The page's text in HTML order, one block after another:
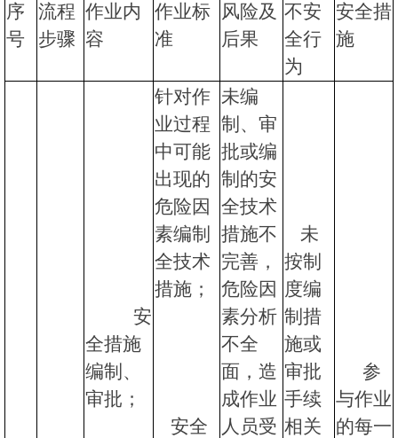
序
号
流程
步骤
作业内
容
作业标
准
风险及
后果
不安
全行
为
安全措
施
安
全措施
编制、
审批；
针对作
业过程
中可能
出现的
危险因
素编制
全技术
措施；
安全
未编
制、审
批或编
制的安
全技术
措施不
完善，
危险因
素分析
不全
面，造
成作业
人员受
未
按制
度编
制措
施或
审批
手续
相关
参
与作业
的每一